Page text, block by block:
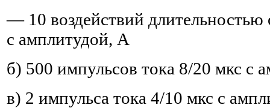
— 10 воздействий длительностью
с амплитудой, А
б) 500 импульсов тока 8/20 мкс с
в) 2 импульса тока 4/10 мкс с